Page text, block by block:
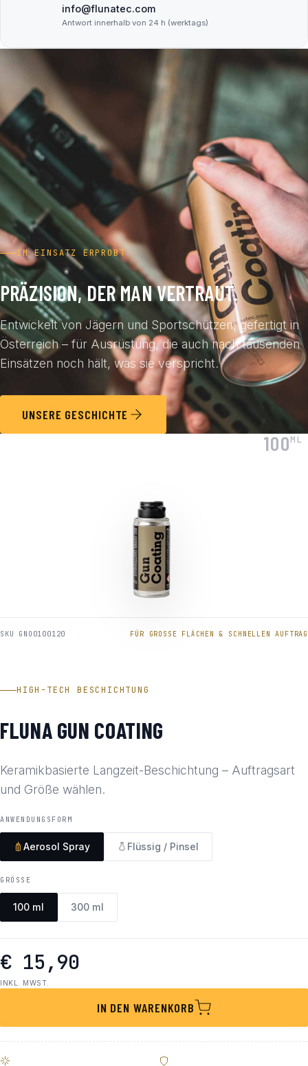
info@flunatec.com
Antwort innerhalb von 24 h (werktags)
IM EINSATZ ERPROBT
PRÄZISION, DER MAN VERTRAUT.
Entwickelt von Jägern und Sportschützen, gefertigt in
Österreich – für Ausrüstung, die auch nach tausenden
Einsätzen noch hält, was sie verspricht.
UNSERE GESCHICHTE
100ML
SKU GNO0100120 FÜR GROSSE FLÄCHEN & SCHNELLEN AUFTRAG
HIGH-TECH BESCHICHTUNG
FLUNA GUN COATING
Keramikbasierte Langzeit-Beschichtung – Auftragsart
und Größe wählen.
ANWENDUNGSFORM
Aerosol Spray Flüssig / Pinsel
GRÖSSE
100 ml 300 ml
€ 15,90
INKL. MWST.
IN DEN WARENKORB